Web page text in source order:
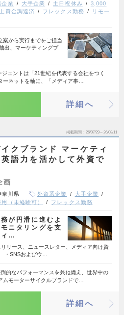
企業 大手企業 土日祝休み
3,000
資金調達済 フレックス勤務
リモー
案から実行までをご担当
出、マーケティングプ
ェントは「21世紀を代表する会社をつく
ーネットを軸に、「メディア事…
詳細へ
掲載期間 26/07/29～26/08/11
クブランド マーケティ
語力を活かして外資で
画
奈川県 外資系企業
大手企業
（未経験可） フレックス勤務
が円滑に進むよ
ニタリングを支
ィ…
リース、ニュースレター、メディア向け資
・SNSおよびウ…
的なパフォーマンスを兼ね備え、世界中の
ムモーターサイクルブランドで…
詳細へ